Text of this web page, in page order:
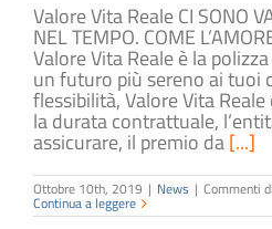
Valore Vita Reale CI SONO
NEL TEMPO. COME
Valore Vita Reale è la
un futuro più sereno ai tuoi
flessibilità, Valore Vita
la durata contrattuale,
assicurare, il premio da[...]
Ottobre 10th, 2019 | News | Commenti
Continua a leggere